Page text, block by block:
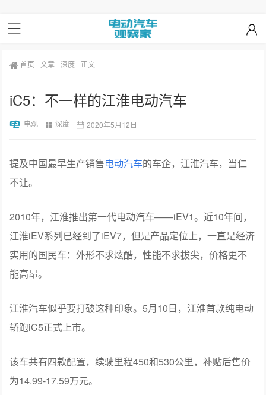
首页 -文章-深度- 正文
iC5：不一样的江淮电动汽车
电观 深度 2020年5月12日
提及中国最早生产销售电动汽车的车企，江淮汽车，当仁
不让。
2010年，江淮推出第一代电动汽车——iEV1。近10年间，
江淮iEV系列已经到了iEV7，但是产品定位上，一直是经济
实用的国民车：外形不求炫酷，性能不求拔尖，价格更不
能高昂。
江淮汽车似乎要打破这种印象。5月10日，江淮首款纯电动
轿跑iC5正式上市。
该车共有四款配置，续驶里程450和530公里，补贴后售价
为14.99-17.59万元。